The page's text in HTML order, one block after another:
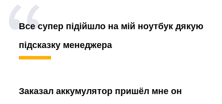
Все супер підійшло на мій ноутбук дякую
підсказку менеджера
Заказал аккумулятор пришёл мне он